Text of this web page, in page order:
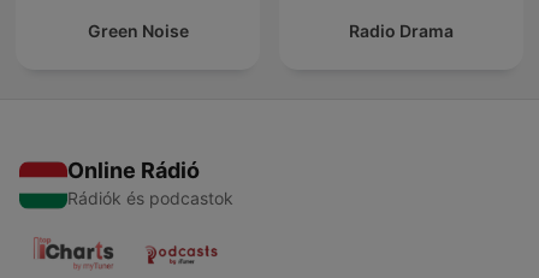
Green Noise Radio Drama
Online Rádió
Rádiók és podcastok